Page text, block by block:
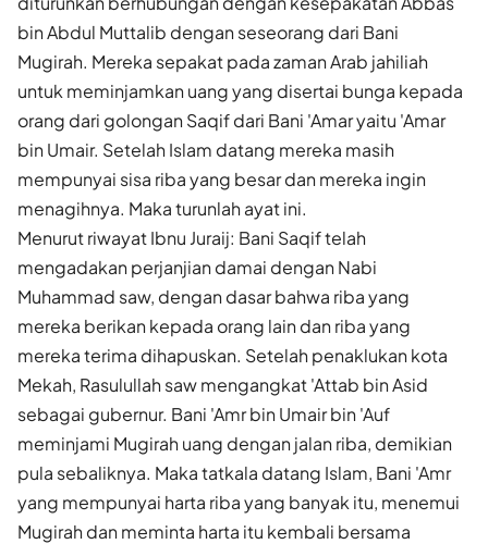
bin Abdul Muttalib dengan seseorang dari Bani
Mugirah. Mereka sepakat pada zaman Arab jahiliah
untuk meminjamkan uang yang disertai bunga kepada
orang dari golongan Saqif dari Bani 'Amar yaitu 'Amar
bin Umair. Setelah Islam datang mereka masih
mempunyai sisa riba yang besar dan mereka ingin
menagihnya. Maka turunlah ayat ini.
Menurut riwayat Ibnu Juraij: Bani Saqif telah
mengadakan perjanjian damai dengan Nabi
Muhammad saw, dengan dasar bahwa riba yang
mereka berikan kepada orang lain dan riba yang
mereka terima dihapuskan. Setelah penaklukan kota
Mekah, Rasulullah saw mengangkat 'Attab bin Asid
sebagai gubernur. Bani 'Amr bin Umair bin 'Auf
meminjami Mugirah uang dengan jalan riba, demikian
pula sebaliknya. Maka tatkala datang Islam, Bani 'Amr
yang mempunyai harta riba yang banyak itu, menemui
Mugirah dan meminta harta itu kembali bersama